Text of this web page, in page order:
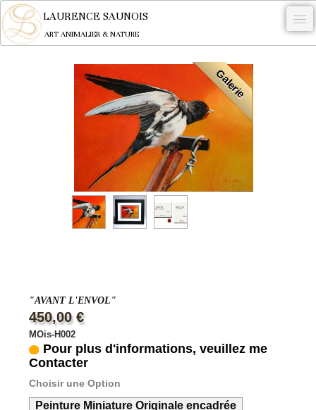
LAURENCE SAUNOIS
ART ANIMALIER & NATURE
NYMPHEUS LUMINANSIS.
COMMANDE
L'ARTISTE.
0
Galerie
"AVANT L'ENVOL"
450,00 €
MOis-H002
Pour plus d'informations, veuillez me
Contacter
Choisir une Option
Peinture Miniature Originale encadrée